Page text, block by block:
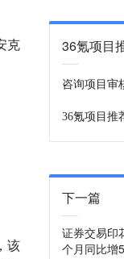
克
该
36氪项目
咨询项目审
36氪项目推
下一篇
证券交易印
个月同比增